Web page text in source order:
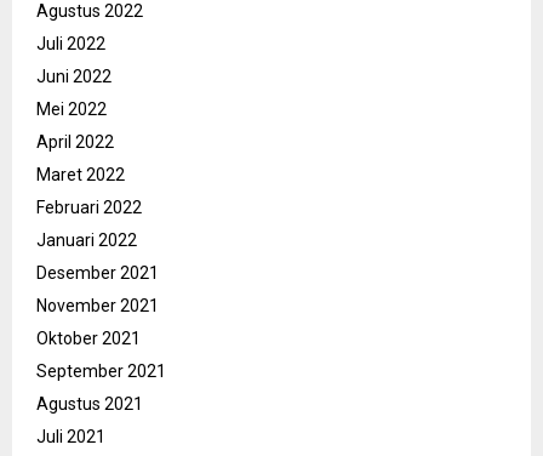
Agustus 2022
Juli 2022
Juni 2022
Mei 2022
April 2022
Maret 2022
Februari 2022
Januari 2022
Desember 2021
November 2021
Oktober 2021
September 2021
Agustus 2021
Juli 2021